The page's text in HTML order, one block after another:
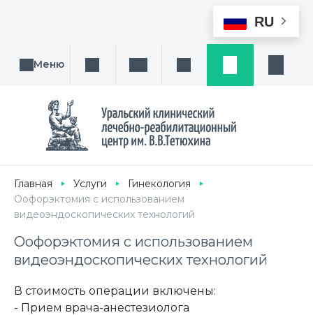
RU
Меню Поиск услуги, направления или врача
Написать намЗаказ звонка
Главная Услуги
Гинекология
Оофорэктомия с использованием
видеоэндоскопических технологий
Оофорэктомия с использованием
видеоэндоскопических технологий
В стоимость операции включены:
- Прием врача-анестезиолога